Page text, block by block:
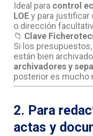
Ideal para control
LOEy para justificar
o dirección
📁 Clave
Si los
están bien
archivadores y
posterior es mucho
2. Para
actas y